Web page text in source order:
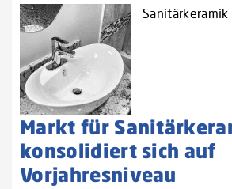
Markt für
konsolidiert sich auf
Vorjahresniveau